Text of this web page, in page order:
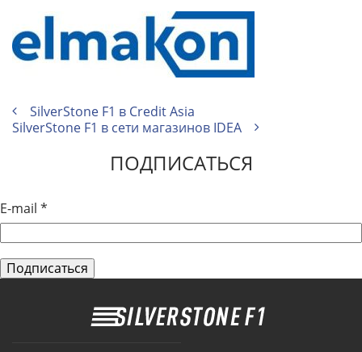
SilverStone F1 в Credit Asia
SilverStone F1 в сети магазинов IDEA
ПОДПИСАТЬСЯ
E-mail *